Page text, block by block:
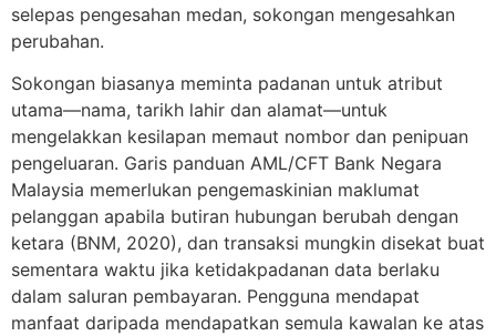
selepas pengesahan medan, sokongan mengesahkan
perubahan.
Sokongan biasanya meminta padanan untuk atribut
utama—nama, tarikh lahir dan alamat—untuk
mengelakkan kesilapan memaut nombor dan penipuan
pengeluaran. Garis panduan AML/CFT Bank Negara
Malaysia memerlukan pengemaskinian maklumat
pelanggan apabila butiran hubungan berubah dengan
ketara (BNM, 2020), dan transaksi mungkin disekat buat
sementara waktu jika ketidakpadanan data berlaku
dalam saluran pembayaran. Pengguna mendapat
manfaat daripada mendapatkan semula kawalan ke atas